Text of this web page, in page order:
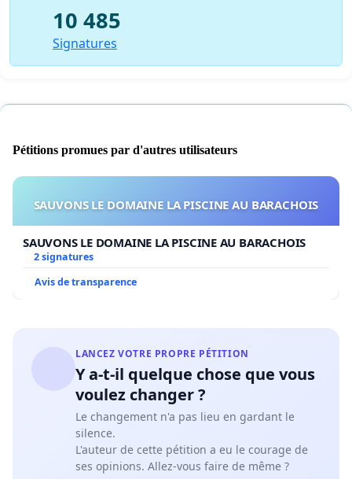
10 485
Signatures
Pétitions promues par d'autres utilisateurs
SAUVONS LE DOMAINE LA PISCINE AU BARACHOIS
SAUVONS LE DOMAINE LA PISCINE AU BARACHOIS
2 signatures
Avis de transparence
LANCEZ VOTRE PROPRE PÉTITION
Y a-t-il quelque chose que vous
voulez changer ?
Le changement n'a pas lieu en gardant le
silence.
L'auteur de cette pétition a eu le courage de
ses opinions. Allez-vous faire de même ?